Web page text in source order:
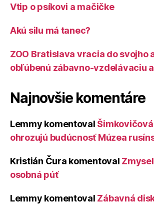
Vtip o psíkovi a mačičke
Akú silu má tanec?
ZOO Bratislava vracia do svojho
obľúbenú zábavno-vzdelávaciu
Najnovšie komentáre
Lemmy komentoval
ohrozujú budúcnosť Múzea
Kristián Čura komentoval
osobná púť
Lemmy komentoval Zábavná